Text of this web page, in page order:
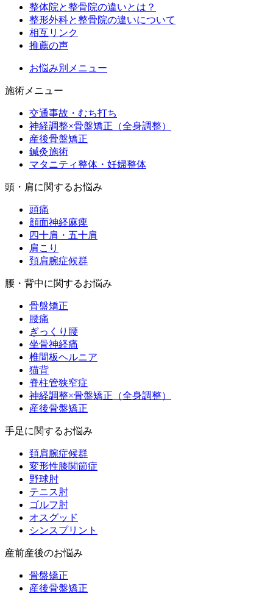
整体院と整骨院の違いとは？
整形外科と整骨院の違いについて
相互リンク
推薦の声
お悩み別メニュー
施術メニュー
交通事故・むち打ち
神経調整×骨盤矯正（全身調整）
産後骨盤矯正
鍼灸施術
マタニティ整体・妊婦整体
頭・肩に関するお悩み
頭痛
顔面神経麻痺
四十肩・五十肩
肩こり
頚肩腕症候群
腰・背中に関するお悩み
骨盤矯正
腰痛
ぎっくり腰
坐骨神経痛
椎間板ヘルニア
猫背
脊柱管狭窄症
神経調整×骨盤矯正（全身調整）
産後骨盤矯正
手足に関するお悩み
頚肩腕症候群
変形性膝関節症
野球肘
テニス肘
ゴルフ肘
オスグッド
シンスプリント
産前産後のお悩み
骨盤矯正
産後骨盤矯正